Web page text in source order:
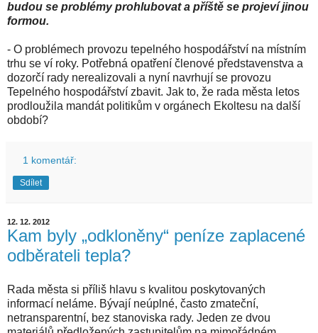
budou se problémy prohlubovat a příště se projeví jinou
formou.
- O problémech provozu tepelného hospodářství na místním
trhu se ví roky. Potřebná opatření členové představenstva a
dozorčí rady nerealizovali a nyní navrhují se provozu
Tepelného hospodářství zbavit. Jak to, že rada města letos
prodloužila mandát politikům v orgánech Ekoltesu na další
období?
1 komentář:
Sdílet
12. 12. 2012
Kam byly „odkloněny“ peníze zaplacené
odběrateli tepla?
Rada města si příliš hlavu s kvalitou poskytovaných
informací neláme. Bývají neúplné, často zmateční,
netransparentní, bez stanoviska rady. Jeden ze dvou